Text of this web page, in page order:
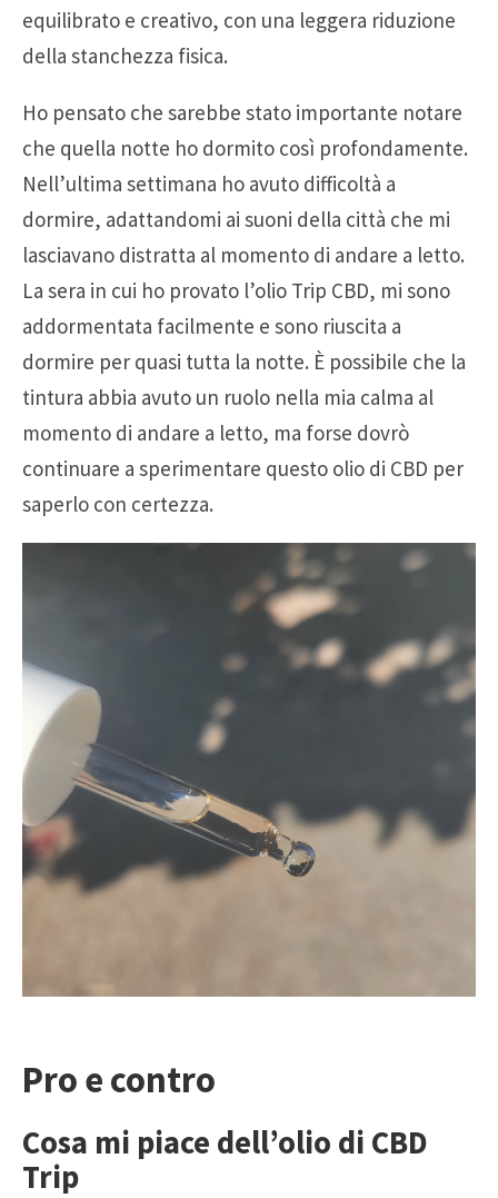
equilibrato e creativo, con una leggera riduzione
della stanchezza fisica.
Ho pensato che sarebbe stato importante notare
che quella notte ho dormito così profondamente.
Nell’ultima settimana ho avuto difficoltà a
dormire, adattandomi ai suoni della città che mi
lasciavano distratta al momento di andare a letto.
La sera in cui ho provato l’olio Trip CBD, mi sono
addormentata facilmente e sono riuscita a
dormire per quasi tutta la notte. È possibile che la
tintura abbia avuto un ruolo nella mia calma al
momento di andare a letto, ma forse dovrò
continuare a sperimentare questo olio di CBD per
saperlo con certezza.
Pro e contro
Cosa mi piace dell’olio di CBD
Trip